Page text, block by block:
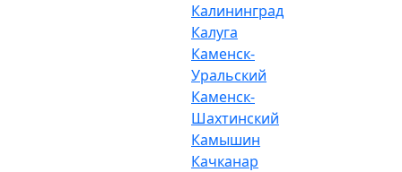
Калининград
Калуга
Каменск-
Уральский
Каменск-
Шахтинский
Камышин
Качканар